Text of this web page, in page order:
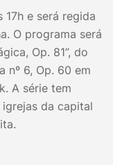
17h e será regida
O programa será
Op. 81”, do
nº 6, Op. 60 em
A série tem
da capital